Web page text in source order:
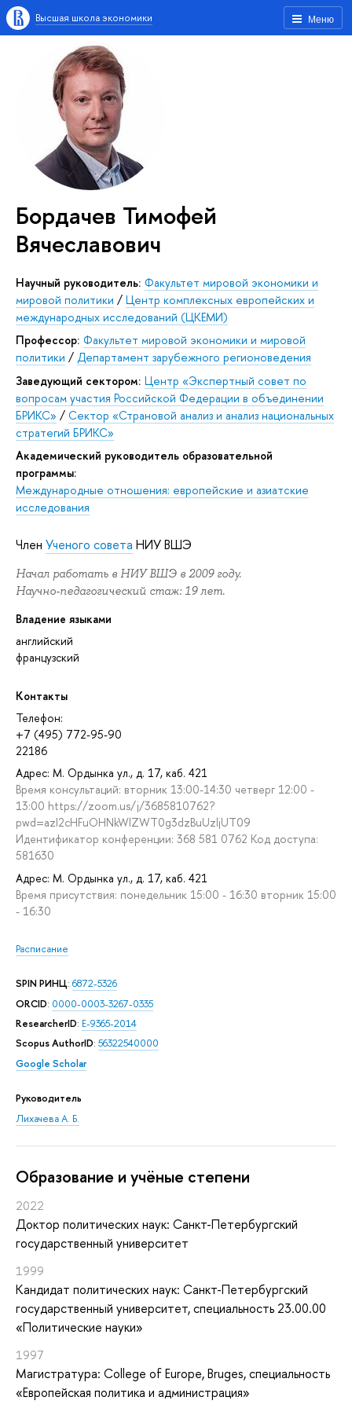
Меню
Высшая школа экономики
Бордачев Тимофей
Вячеславович
Научный руководитель: Факультет мировой экономики и
мировой политики / Центр комплексных европейских и
международных исследований (ЦКЕМИ)
Профессор: Факультет мировой экономики и мировой
политики / Департамент зарубежного регионоведения
Заведующий сектором: Центр «Экспертный совет по
вопросам участия Российской Федерации в объединении
БРИКС» / Сектор «Страновой анализ и анализ национальных
стратегий БРИКС»
Академический руководитель образовательной
программы:
Международные отношения: европейские и азиатские
исследования
Член Ученого совета НИУ ВШЭ
Начал работать в НИУ ВШЭ в 2009 году.
Научно-педагогический стаж: 19 лет.
Владение языками
английский
французский
Контакты
Телефон:
+7 (495) 772-95-90
22186
Адрес: М. Ордынка ул., д. 17, каб. 421
Время консультаций: вторник 13:00-14:30 четверг 12:00 -
13:00 https://zoom.us/j/3685810762?
pwd=azI2cHFuOHNkWlZWT0g3dzBuUzljUT09
Идентификатор конференции: 368 581 0762 Код доступа:
581630
Адрес: М. Ордынка ул., д. 17, каб. 421
Время присутствия: понедельник 15:00 - 16:30 вторник 15:00
- 16:30
Расписание
SPIN РИНЦ: 6872-5326
ORCID: 0000-0003-3267-0335
ResearcherID: E-9365-2014
Scopus AuthorID: 56322540000
Google Scholar
Руководитель
Лихачева А. Б.
Oбразование и учёные степени
2022
Доктор политических наук: Санкт-Петербургский
государственный университет
1999
Кандидат политических наук: Санкт-Петербургский
государственный университет, специальность 23.00.00
«Политические науки»
1997
Магистратура: College of Europe, Bruges, специальность
«Европейская политика и администрация»